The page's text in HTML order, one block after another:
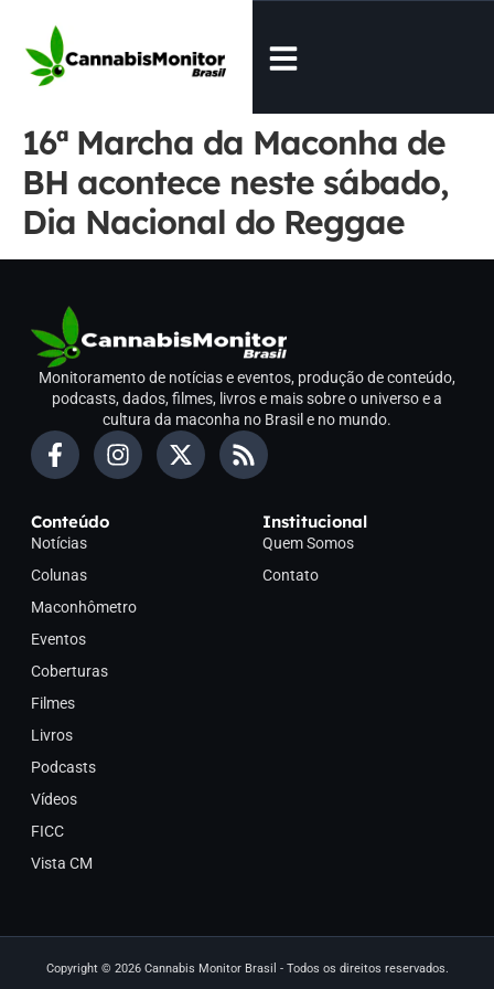
16ª Marcha da Maconha de
BH acontece neste sábado,
Dia Nacional do Reggae
Monitoramento de notícias e eventos, produção de conteúdo,
podcasts, dados, filmes, livros e mais sobre o universo e a
cultura da maconha no Brasil e no mundo.
Conteúdo
Notícias
Colunas
Maconhômetro
Eventos
Coberturas
Filmes
Livros
Podcasts
Vídeos
FICC
Vista CM
Institucional
Quem Somos
Contato
Copyright © 2026 Cannabis Monitor Brasil - Todos os direitos reservados.